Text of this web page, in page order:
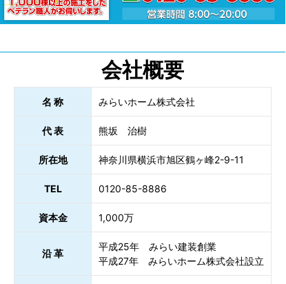
会社概要
名 称 みらいホーム株式会社
代 表 熊坂 治樹
所在地 神奈川県横浜市旭区鶴ヶ峰2-9-11
TEL 0120-85-8886
資本金 1,000万
沿 革
平成25年 みらい建装創業
平成27年 みらいホーム株式会社設立